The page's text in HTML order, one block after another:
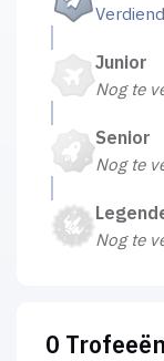
Junior
Nog te
Senior
Nog te
Nog te
0